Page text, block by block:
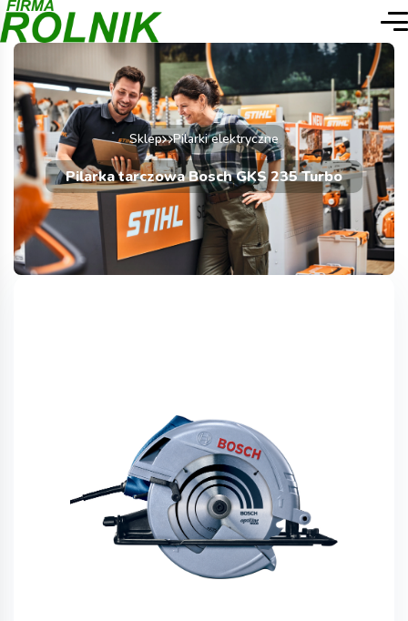
Sklep Pilarki elektryczne
Pilarka tarczowa Bosch GKS 235 Turbo